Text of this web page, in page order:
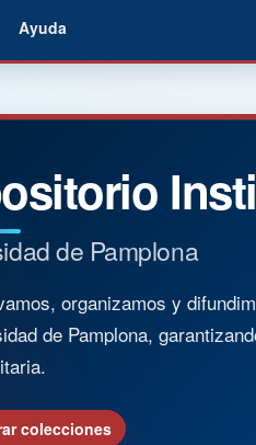
Ayuda
de Pamplona
organizamos y
de Pamplona,
colecciones